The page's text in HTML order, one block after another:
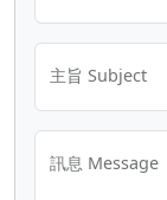
主旨 Subject
訊息 Message